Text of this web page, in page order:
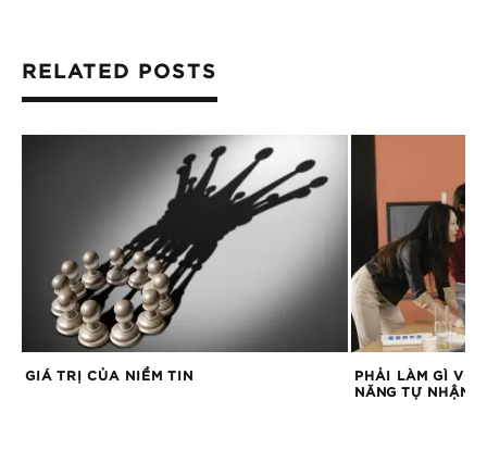
RELATED POSTS
GIÁ TRỊ CỦA NIỀM TIN
PHẢI LÀM GÌ VỚI
NĂNG TỰ NHẬN